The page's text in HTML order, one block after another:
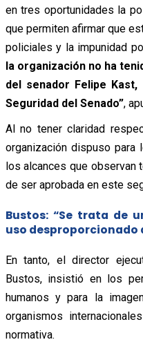
en tres oportunidades la
que permiten afirmar que
policiales y la impunidad
la organización no ha
del senador Felipe
Seguridad del Senado”,
Al no tener claridad
organización dispuso
los alcances que observan
de ser aprobada en este
Bustos: “Se trata de
uso desproporcionado
En tanto, el director
Bustos, insistió en los
humanos y para la
organismos
normativa.